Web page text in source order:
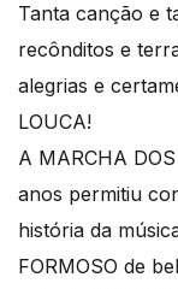
Tanta canção e
recônditos e
alegrias e
LOUCA!
A MARCHA
anos permitiu
história da
FORMOSO de